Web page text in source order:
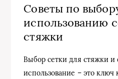
Советы по
использованию
стяжки
Выбор сетки для стяжки и
использование – это ключ